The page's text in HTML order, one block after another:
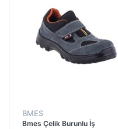
BMES
Bmes Çelik Burunlu İş